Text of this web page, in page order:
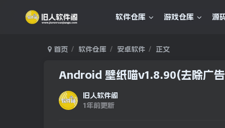
软件仓库 游戏仓库 源
首页 软件仓库 安卓软件 正文
Android 壁纸喵v1.8.90(去除广
旧人软件阁
1年前更新